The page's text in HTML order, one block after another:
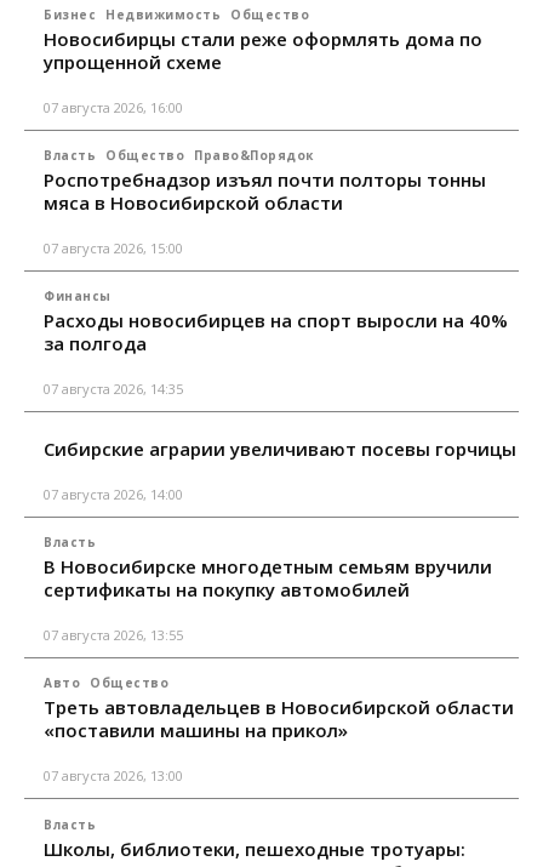
Бизнес Недвижимость Общество
Новосибирцы стали реже оформлять дома по
упрощенной схеме
07 августа 2026, 16:00
Власть Общество Право&Порядок
Роспотребнадзор изъял почти полторы тонны
мяса в Новосибирской области
07 августа 2026, 15:00
Финансы
Расходы новосибирцев на спорт выросли на 40%
за полгода
07 августа 2026, 14:35
Сибирские аграрии увеличивают посевы горчицы
07 августа 2026, 14:00
Власть
В Новосибирске многодетным семьям вручили
сертификаты на покупку автомобилей
07 августа 2026, 13:55
Авто Общество
Треть автовладельцев в Новосибирской области
«поставили машины на прикол»
07 августа 2026, 13:00
Власть
Школы, библиотеки, пешеходные тротуары: